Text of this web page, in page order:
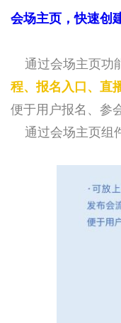
会场主页，快速创
通过会场主页功
程、报名入口、直
便于用户报名、参
通过会场主页组